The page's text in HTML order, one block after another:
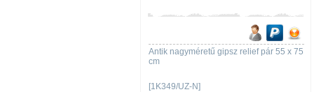
Antik nagyméretű gipsz relief pár 55 x 75
cm
[1K349/UZ-N]